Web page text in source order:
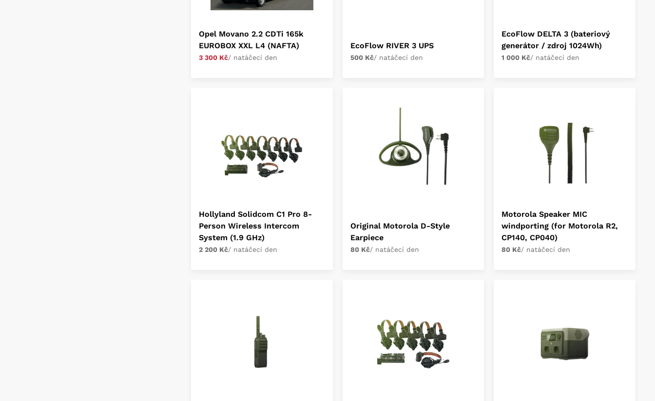
Opel Movano 2.2 CDTi 165k
EUROBOX XXL L4 (NAFTA)
3 300 Kč/ natáčecí den
EcoFlow RIVER 3 UPS
500 Kč/ natáčecí den
EcoFlow DELTA 3 (bateriový
generátor / zdroj 1024Wh)
1 000 Kč/ natáčecí den
Hollyland Solidcom C1 Pro 8-
Person Wireless Intercom
System (1.9 GHz)
2 200 Kč/ natáčecí den
Original Motorola D-Style
Earpiece
80 Kč/ natáčecí den
Motorola Speaker MIC
windporting (for Motorola R2,
CP140, CP040)
80 Kč/ natáčecí den